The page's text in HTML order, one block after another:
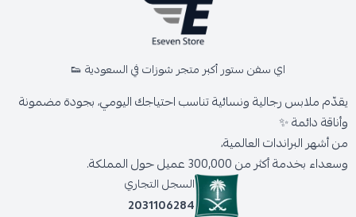
اي سفن ستور أكبر متجر شوزات في السعودية 👟
يقدّم ملابس رجالية ونسائية تناسب احتياجك اليومي، بجودة مضمونة
وأناقة دائمة ✨
من أشهر البراندات العالمية،
وسعداء بخدمة أكثر من 300,000 عميل حول المملكة.
السجل التجاري
2031106284